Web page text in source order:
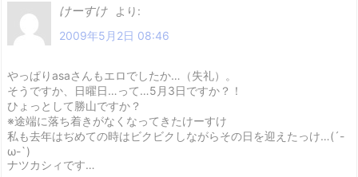
けーすけ
より:
2009年5月2日 08:46
やっぱりasaさんもエロでしたか…（失礼）。
そうですか、日曜日…って…5月3日ですか？！
ひょっとして勝山ですか？
※途端に落ち着きがなくなってきたけーすけ
私も去年はぢめての時はビクビクしながらその日を迎えたっけ…(´-
ω-`)
ナツカシィです…